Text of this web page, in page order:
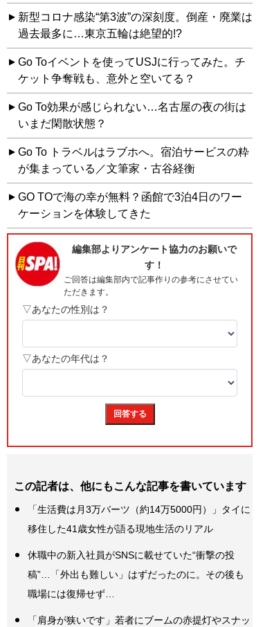
新型コロナ感染“第3波”の深刻度。倒産・廃業は
過去最多に…東京五輪は絶望的!?
Go Toイベントを使ってUSJに行ってみた。チ
ケット争奪戦も、意外と空いてる？
Go To効果が感じられない…名古屋の夜の街は
いまだ閑散状態？
Go To トラベルはラブホへ。宿泊サービスの粋
が集まっている／文筆家・古谷経衡
GO TOで海の幸が無料？函館で3泊4日のワー
ケーションを体験してきた
この記者は、他にもこんな記事を書いています
「生活費は月3万バーツ（約14万5000円）」タイに
移住した41歳女性が語る現地生活のリアル
休職中の新入社員がSNSに載せていた“衝撃の投
稿”…「外出も難しい」はずだったのに。その後も
職場には復帰せず…
「肩身が狭いです」若者にブームの赤提灯やスナッ